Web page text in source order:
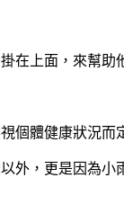
在上面，來幫助
個體健康狀況而
外，更是因為小